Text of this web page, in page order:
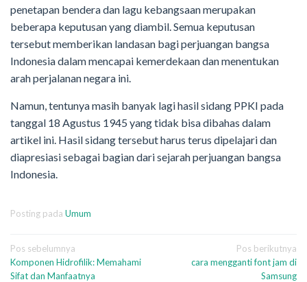
penetapan bendera dan lagu kebangsaan merupakan
beberapa keputusan yang diambil. Semua keputusan
tersebut memberikan landasan bagi perjuangan bangsa
Indonesia dalam mencapai kemerdekaan dan menentukan
arah perjalanan negara ini.
Namun, tentunya masih banyak lagi hasil sidang PPKI pada
tanggal 18 Agustus 1945 yang tidak bisa dibahas dalam
artikel ini. Hasil sidang tersebut harus terus dipelajari dan
diapresiasi sebagai bagian dari sejarah perjuangan bangsa
Indonesia.
Posting pada Umum
Navigasi
pos
Pos sebelumnya
Komponen Hidrofilik: Memahami
Sifat dan Manfaatnya
Pos berikutnya
cara mengganti font jam di
Samsung